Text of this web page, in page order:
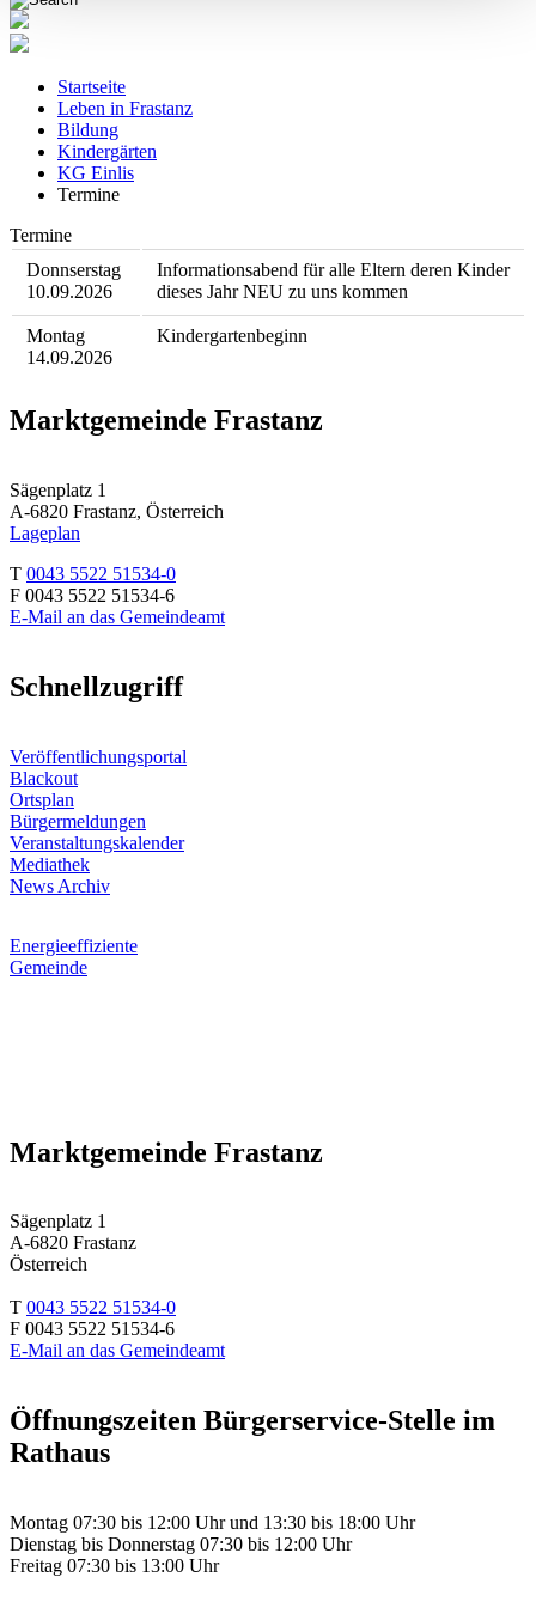
Startseite
Leben in Frastanz
Bildung
Kindergärten
KG Einlis
Termine
Termine
Donnserstag
10.09.2026
Informationsabend für alle Eltern deren Kinder
dieses Jahr NEU zu uns kommen
Montag
14.09.2026
Kindergartenbeginn
Marktgemeinde Frastanz
Sägenplatz 1
A-6820 Frastanz, Österreich
Lageplan
T 0043 5522 51534-0
F 0043 5522 51534-6
E-Mail an das Gemeindeamt
Schnellzugriff
Veröffentlichungsportal
Blackout
Ortsplan
Bürgermeldungen
Veranstaltungskalender
Mediathek
News Archiv
Energieeffiziente
Gemeinde
Marktgemeinde Frastanz
Sägenplatz 1
A-6820 Frastanz
Österreich
T 0043 5522 51534-0
F 0043 5522 51534-6
E-Mail an das Gemeindeamt
Öffnungszeiten Bürgerservice-Stelle im
Rathaus
Montag 07:30 bis 12:00 Uhr und 13:30 bis 18:00 Uhr
Dienstag bis Donnerstag 07:30 bis 12:00 Uhr
Freitag 07:30 bis 13:00 Uhr